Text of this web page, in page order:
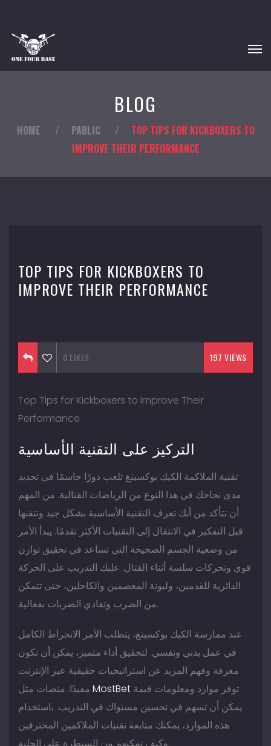
BLOG
HOME / PABLIC /
TOP TIPS FOR KICKBOXERS TO
IMPROVE THEIR PERFORMANCE
TOP TIPS FOR KICKBOXERS TO
IMPROVE THEIR PERFORMANCE
0 LIKES 197 VIEWS
Top Tips for Kickboxers to Improve Their
Performance
التركيز على التقنية الأساسية
تقنية الملاكمة الكيك بوكسينغ تلعب دورًا حاسمًا في تحديد
مدى نجاحك في هذا النوع من الرياضات القتالية. من المهم
أن تتأكد من أنك تعرف التقنية الأساسية بشكل جيد وتتقنها
قبل التفكير في الانتقال إلى التقنيات الأكثر تقدمًا. يبدأ الأمر
من وضعية الجسم الصحيحة التي تساعد في تحقيق توازن
قوي وتحركات سلسة أثناء القتال. عليك التدريب على الحركة
الدائرية للقدمين، وليونة المعصمين والكاحلين، حتى تتمكن
من الضرب وتفادي الضربات بفعالية.
عند ممارسة الكيك بوكسينغ، يتطلب الأمر الانخراط الكامل
في عمل بدني ونفسي. لتحقيق أداء متميز، يمكن أن تكون
معرفة وفهم المزيد عن استراتيجيات حقيقية عبر الإنترنت
MostBet
يمكن أن تسهم في تحسين مستواك في التدريب. باستخدام
هذه الموارد، يمكنك متابعة تقنيات الملاكمين المحترفين